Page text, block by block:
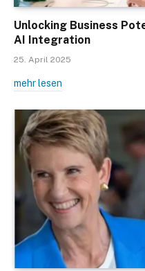
Unlocking Business
AI Integration
25. April 2025
mehr lesen